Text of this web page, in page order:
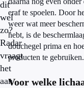
dit
wel
zo?
Radar
vraagt
het
aan
eraf te spoelen. Door
weer wat meer
hebt, is de
douchegel prima en
producten te gebruiken.
Voor welke